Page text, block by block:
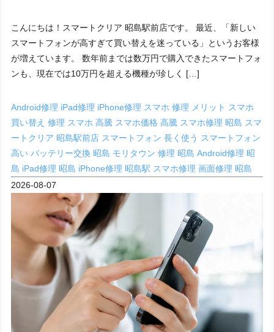
こんにちは！スマートクリア 昭島駅前店です。 最近、「新しい
スマートフォンが高すぎて買い替えを迷っている」というお客様
が増えています。 数年前までは数万円で購入できたスマートフォ
ンも、現在では10万円を超える機種が珍しく […]
Android修理 iPad修理 iPhone修理 スマホ 修理 メリット スマホ
買い替え 修理 スマホ 高騰 スマホ価格 高騰 スマホ修理 昭島 スマ
ートクリア 昭島駅前店 スマートフォン 長く使う スマートフォン
高いバッテリー交換 昭島 モリタウン 修理 昭島 Android修理 昭
島 iPad修理 昭島 iPhone修理 昭島駅 スマホ修理画面修理 昭島
2026-08-07